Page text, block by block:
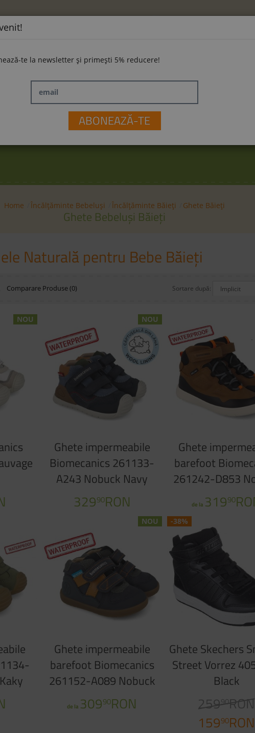
LA PLIMBARE JUCĂRII
Home Încălțăminte Bebeluși Încălțăminte Băieți Ghete Băieți
Ghete Bebeluși Băieți
Naturală pentru Bebe Băieți
Comparare Produse (0) Sortare după:
NOU NOU
Ghete impermeabile
Biomecanics 261133-
A243 Nobuck Navy
32990RON
Ghete
barefoot
261242-D853
Tan
de la 31990
NOU
Ghete impermeabile
barefoot Biomecanics
261152-A089 Nobuck
Azul Marino
de la 30990RON
-38%
Ghete Skechers
Street Vorrez
Black
25990RON
15990RON
te la newsletter și primești 5% reducere!
email
ABONEAZĂ-TE